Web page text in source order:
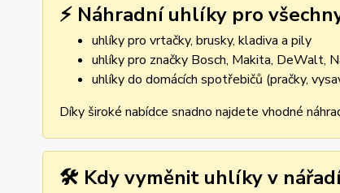
⚡ Náhradní uhlíky pro
uhlíky pro vrtačky, brusky, kladiva a pily
uhlíky pro značky Bosch, Makita, DeWalt,
uhlíky do domácích spotřebičů (pračky,
Díky široké nabídce snadno najdete vhodné
🛠️ Kdy vyměnit uhlíky v